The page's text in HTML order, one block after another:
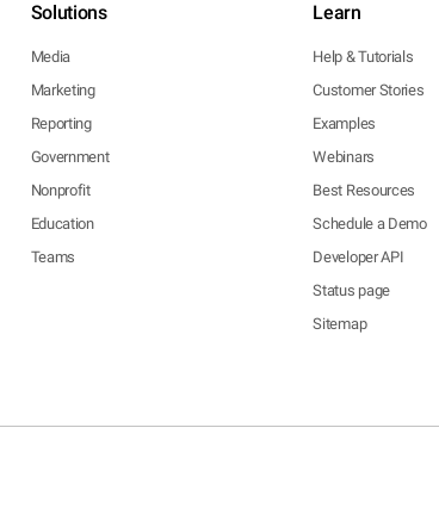
Solutions
Media
Marketing
Reporting
Government
Nonprofit
Education
Teams
Learn
Help & Tutorials
Customer Stories
Examples
Webinars
Best Resources
Schedule a Demo
Developer API
Status page
Sitemap